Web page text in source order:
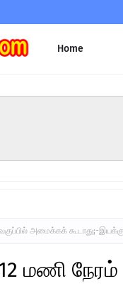
Home
அமைக்கக் கூடாது;-
மணி நேரம்